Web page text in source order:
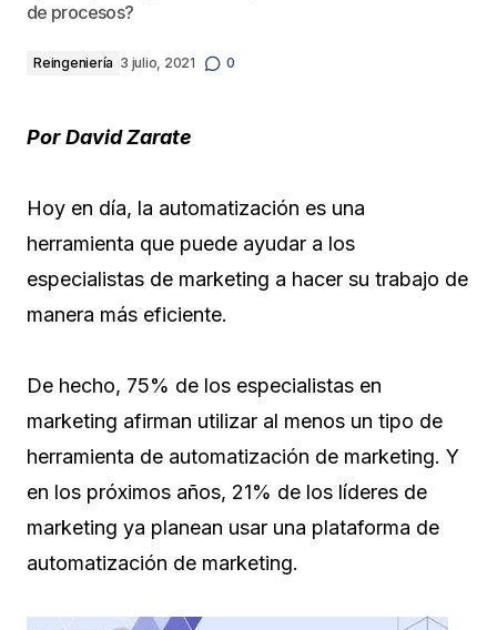
de procesos?
Reingeniería 3 julio, 2021 0
Por David Zarate
Hoy en día, la automatización es una
herramienta que puede ayudar a los
especialistas de marketing a hacer su trabajo de
manera más eficiente.
De hecho, 75% de los especialistas en
marketing afirman utilizar al menos un tipo de
herramienta de automatización de marketing. Y
en los próximos años, 21% de los líderes de
marketing ya planean usar una plataforma de
automatización de marketing.